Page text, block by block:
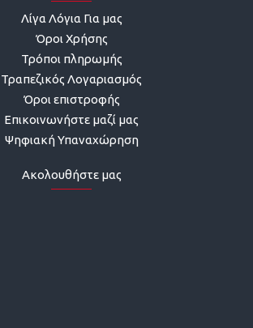
Λίγα Λόγια Για μας
Όροι Χρήσης
Τρόποι πληρωμής
Τραπεζικός Λογαριασμός
Όροι επιστροφής
Επικοινωνήστε μαζί μας
Ψηφιακή Υπαναχώρηση
Ακολουθήστε μας